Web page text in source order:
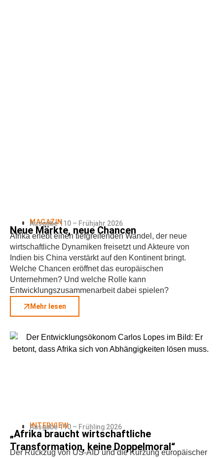
MAGAZIN
Ausgabe 110 – Frühjahr 2026
Neue Märkte, neue Chancen
Afrika erlebt einen tiefgreifenden Wandel, der neue
wirtschaftliche Dynamiken freisetzt und Akteure von
Indien bis China verstärkt auf den Kontinent bringt.
Welche Chancen eröffnet das europäischen
Unternehmen? Und welche Rolle kann
Entwicklungszusammenarbeit dabei spielen?
Mehr lesen
INTERVIEW
Ausgabe 110 – Frühling 2026
„Afrika braucht wirtschaftliche
Transformation, keine Doppelmoral“
Der Rückzug von US-AID und die Kürzung europäischer